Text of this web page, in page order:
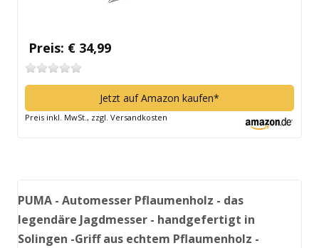
Preis: € 34,99
Jetzt auf Amazon kaufen*
Preis inkl. MwSt., zzgl. Versandkosten
PUMA - Automesser Pflaumenholz - das
legendäre Jagdmesser - handgefertigt in
Solingen -Griff aus echtem Pflaumenholz -